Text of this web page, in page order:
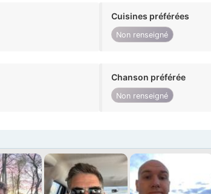
Cuisines préférées
Non renseigné
Chanson préférée
Non renseigné